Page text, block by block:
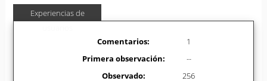
Experiencias de
Comentarios:
1
Primera observación:
--
Observado:
256